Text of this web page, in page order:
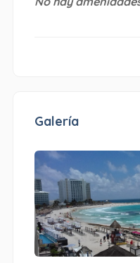
Galería